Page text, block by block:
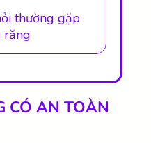
thường gặp
răng
CÓ AN TOÀN